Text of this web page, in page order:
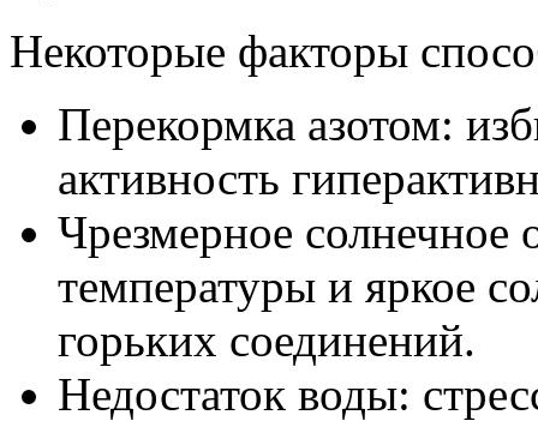
Некоторые факторы
Перекормка азотом:
активность
Чрезмерное солнечное
температуры и яркое
горьких соединений.
Недостаток воды: